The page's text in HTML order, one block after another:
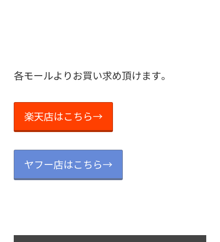
各モールよりお買い求め頂けます。
楽天店はこちら→
ヤフー店はこちら→